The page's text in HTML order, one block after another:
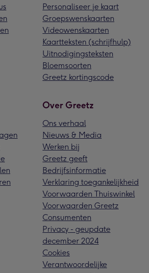
Personaliseer je kaart
Groepswenskaarten
Videowenskaarten
Kaartteksten (schrijfhulp)
Uitnodigingsteksten
Bloemsoorten
Greetz kortingscode
Over Greetz
Ons verhaal
Nieuws & Media
Werken bij
Greetz geeft
Bedrijfsinformatie
Verklaring toegankelijkheid
Voorwaarden Thuiswinkel
Voorwaarden Greetz
Consumenten
Privacy - geupdate
december 2024
Cookies
Verantwoordelijke